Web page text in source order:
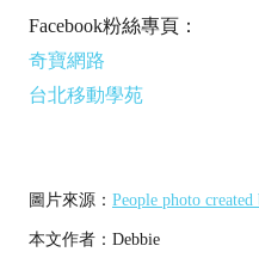
Facebook粉絲專頁：
奇寶網路
台北移動學苑
圖片來源： People photo
本文作者：Debbie